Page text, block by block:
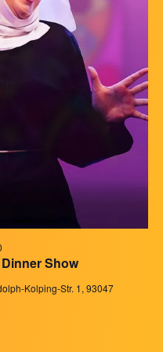
Show
Kolping-Str. 1, 93047